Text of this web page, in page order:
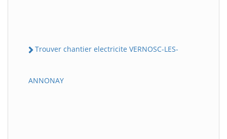
Trouver chantier electricite VERNOSC-LES-
ANNONAY